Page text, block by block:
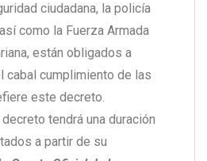
ciudadana, la policía
como la Fuerza Armada
están obligados a
cabal cumplimiento de las
este decreto.
tendrá una duración
a partir de su